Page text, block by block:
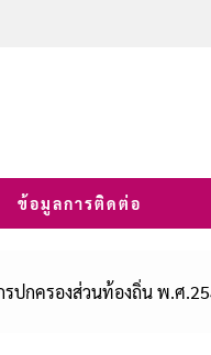
ข้อมูลการติดต่อ
ปกครองส่วนท้องถิ่น พ.ศ